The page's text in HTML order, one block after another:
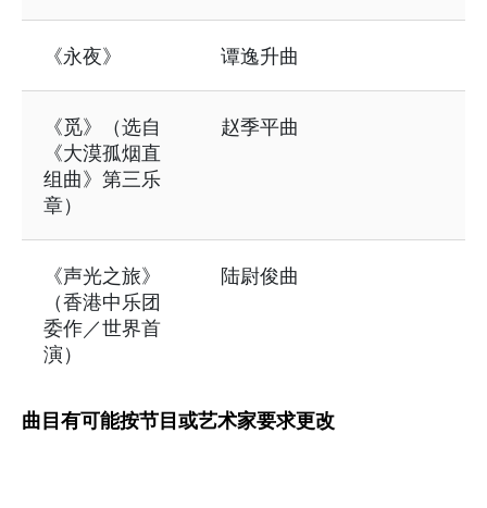
《永夜》 谭逸升曲
《觅》（选自
《大漠孤烟直
组曲》第三乐
章）
赵季平曲
《声光之旅》
（香港中乐团
委作／世界首
演）
陆尉俊曲
曲目有可能按节目或艺术家要求更改